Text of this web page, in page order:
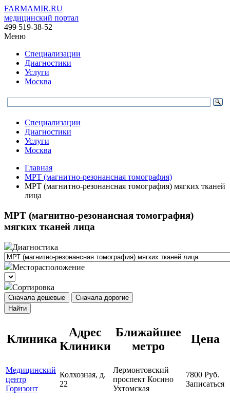
FARMAMIR.RU
медицинский портал
499 519-38-52
Меню
Специализации
Диагностики
Услуги
Москва
Специализации
Диагностики
Услуги
Москва
Главная
МРТ (магнитно-резонансная томография)
МРТ (магнитно-резонансная томография) мягких тканей
лица
МРТ (магнитно-резонансная томография)
мягких тканей лица
Диагностика
Месторасположение
Сортировка
Сначала дешевые
Сначала дорогие
Найти
Клиника
Адрес
Клиники
Ближайшее
метро
Цена
Медицинский
центр
Горизонт
Колхозная, д.
22
Лермонтовский
проспект Косино
Ухтомская
7800 Руб.
Записаться